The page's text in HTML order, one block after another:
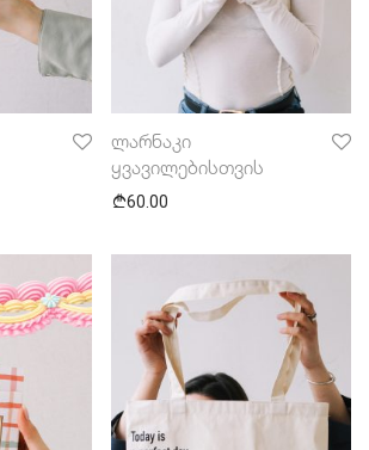
ლარნაკი
ყვავილებისთვის
60.00